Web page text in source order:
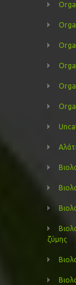
ζύμης